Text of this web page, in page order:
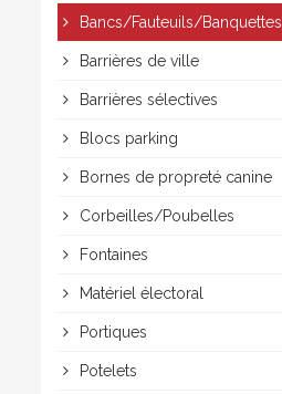
Bancs/Fauteuils/Banquettes
Barrières de ville
Barrières sélectives
Blocs parking
Bornes de propreté canine
Corbeilles/Poubelles
Fontaines
Matériel électoral
Portiques
Potelets